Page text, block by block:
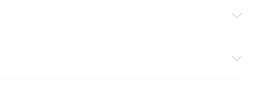
(ei koske kotiinkuljetusta). Toimituskulut